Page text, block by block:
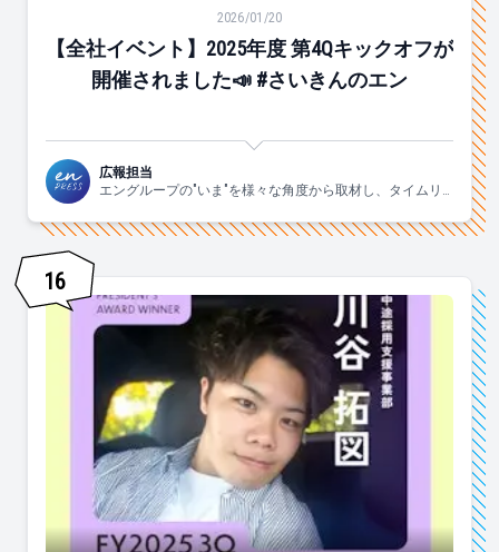
【全社イベント】2025年度 第4Qキックオフが開催され
2026/01/20
【全社イベント】2025年度 第4Qキックオフが
開催されました📣 #さいきんのエン
広報担当
エングループの"いま"を様々な角度から取材し、タイムリ
16